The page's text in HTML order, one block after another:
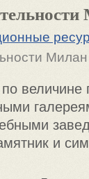
Милан
величине
и